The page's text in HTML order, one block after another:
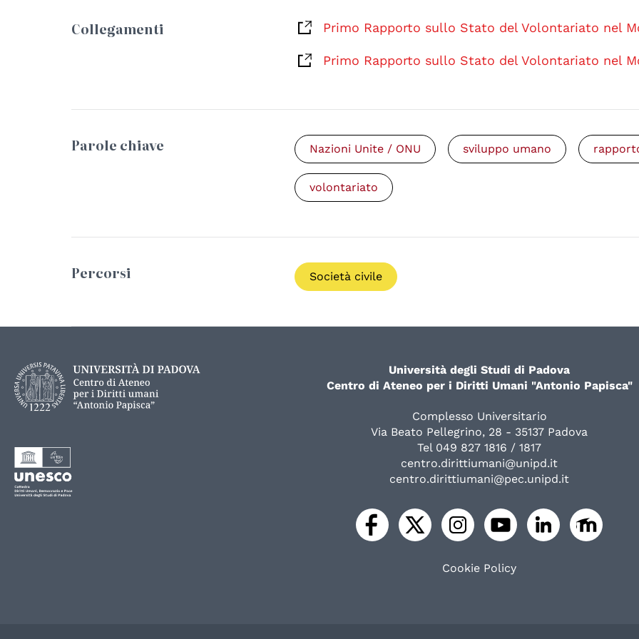
Collegamenti Primo Rapporto sullo Stato del Volontariato nel
Primo Rapporto sullo Stato del Volontariato nel
Parole chiave Nazioni Unite / ONU sviluppo umano
volontariato
Percorsi Società civile
Università degli Studi di Padova
Centro di Ateneo per i Diritti Umani "Antonio Papisca"
Complesso Universitario
Via Beato Pellegrino, 28 - 35137 Padova
Tel 049 827 1816 / 1817
centro.dirittiumani@unipd.it
centro.dirittiumani@pec.unipd.it
Cookie Policy